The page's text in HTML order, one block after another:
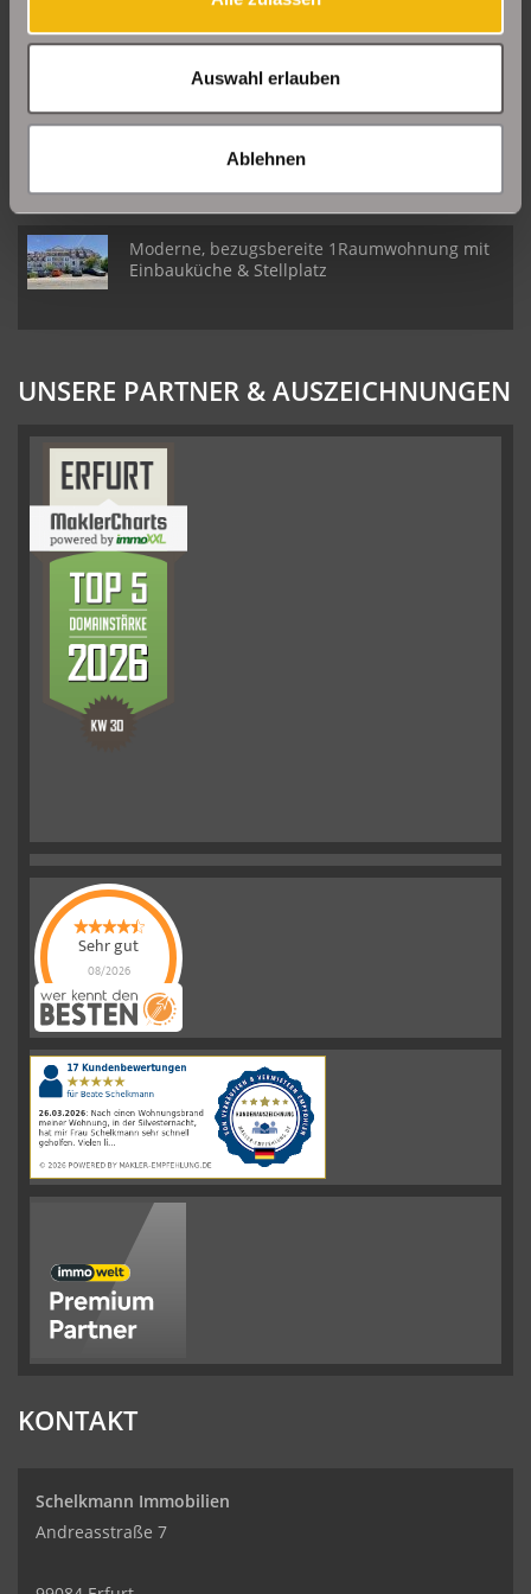
Auswahl erlauben
Ablehnen
Große Etagenwohnung mit 2 Balkonen in Erfurt
Daberstedt
Schöne Erdgeschosswohnung mit Balkon in
Erfurt Daberstedt
Moderne, bezugsbereite 1Raumwohnung mit
Einbauküche & Stellplatz
UNSERE PARTNER & AUSZEICHNUNGEN
Sehr gut
08/2026
Schelkmann
Immobilienhat
|110Schelkmann
ImmobilienBewertungen
auf
werkenntdenBESTEN.de
KONTAKT
Schelkmann Immobilien
Andreasstraße 7